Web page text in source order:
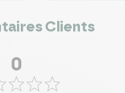
Clients
0